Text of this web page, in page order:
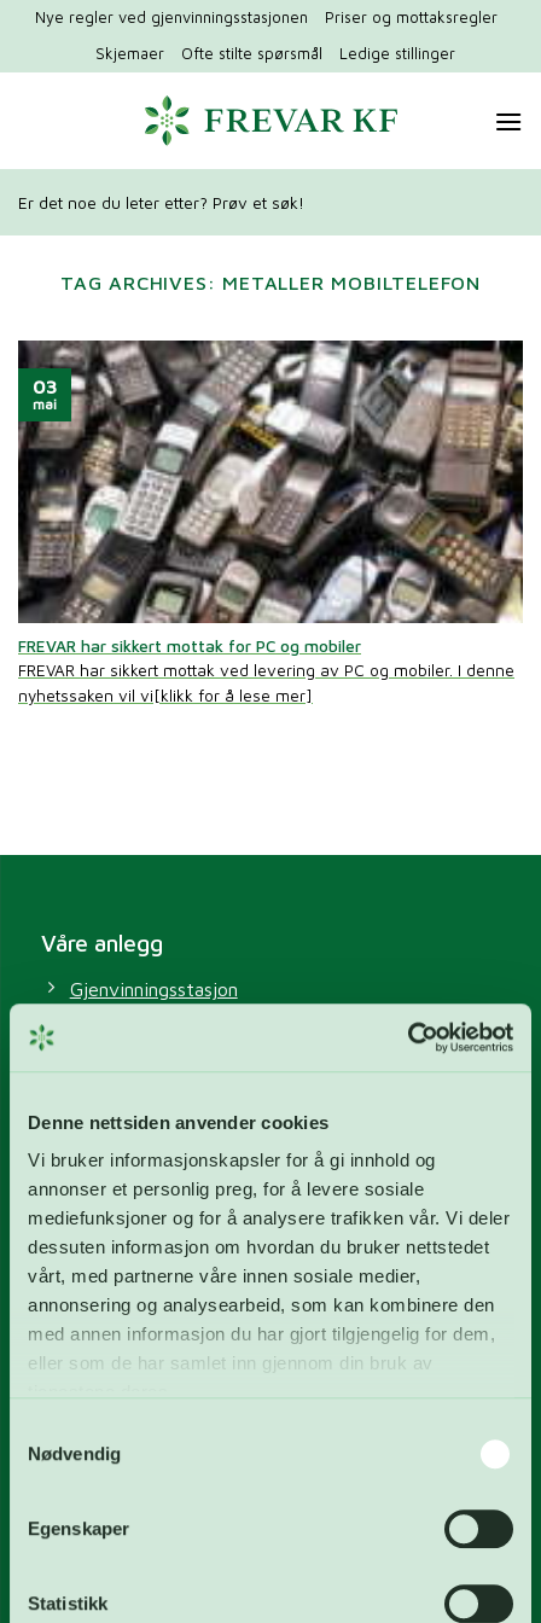
Denne nettsiden anvender cookies
Vi bruker informasjonskapsler for å gi innhold og
annonser et personlig preg, for å levere sosiale
mediefunksjoner og for å analysere trafikken vår. Vi deler
dessuten informasjon om hvordan du bruker nettstedet
vårt, med partnerne våre innen sosiale medier,
annonsering og analysearbeid, som kan kombinere den
med annen informasjon du har gjort tilgjengelig for dem,
eller som de har samlet inn gjennom din bruk av
Nødvendig
Egenskaper
Statistikk
Hopp
innhold
Nye regler ved gjenvinningsstasjonen
Priser og mottaksregler
Skjemaer
Ofte stilte spørsmål Ledige stillinger
Er det noe du leter etter? Prøv et søk!
TAG ARCHIVES: METALLER MOBILTELEFON
FREVAR har sikkert mottak for PC og mobiler
FREVAR har sikkert mottak ved levering av PC og mobiler. I denne
nyhetssaken vil vi[klikk for å lese mer]
03
mai
Våre anlegg
Gjenvinningsstasjon
Avløpsrenseanlegg
Vannverk
Biogassanlegg
Deponi
FREVAR KF
Våre tjenester
Om FREVAR KF
Styret
Priser og mottaksregler
Ledige stillinger